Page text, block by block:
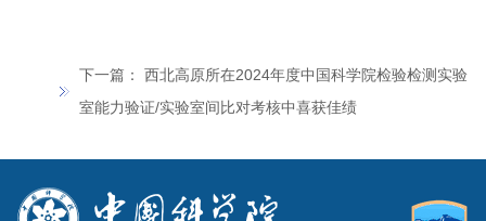
下一篇： 西北高原所在2024年度中国科学院检验检测实验
室能力验证/实验室间比对考核中喜获佳绩